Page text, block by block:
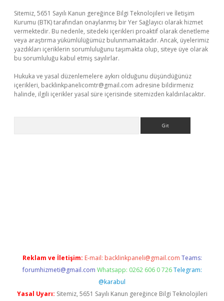
Sitemiz, 5651 Sayılı Kanun gereğince Bilgi Teknolojileri ve İletişim
Kurumu (BTK) tarafından onaylanmış bir Yer Sağlayıcı olarak hizmet
vermektedir. Bu nedenle, sitedeki içerikleri proaktif olarak denetleme
veya araştırma yükümlülüğümüz bulunmamaktadır. Ancak, üyelerimiz
yazdıkları içeriklerin sorumluluğunu taşımakta olup, siteye üye olarak
bu sorumluluğu kabul etmiş sayılırlar.
Hukuka ve yasal düzenlemelere aykırı olduğunu düşündüğünüz
içerikleri, backlinkpanelicomtr@gmail.com adresine bildirmeniz
halinde, ilgili içerikler yasal süre içerisinde sitemizden kaldırılacaktır.
Reklam ve İletişim: E-mail: backlinkpaneli@gmail.com Teams:
forumhizmeti@gmail.com Whatsapp: 0262 606 0 726 Telegram:
@karabul
Yasal Uyarı: Sitemiz, 5651 Sayılı Kanun gereğince Bilgi Teknolojileri